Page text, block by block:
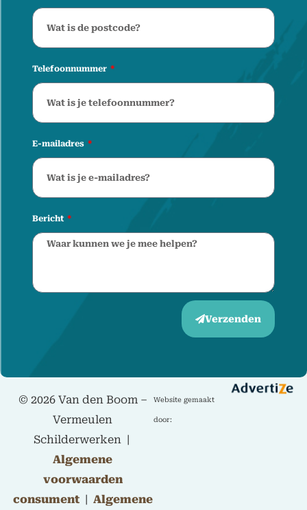
Telefoonnummer
E-mailadres
Bericht
Verzenden
© 2026 Van den Boom –
Vermeulen
Schilderwerken |
Algemene
voorwaarden
consument| Algemene
Website gemaakt
door: